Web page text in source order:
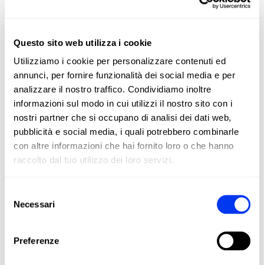
Questo sito web utilizza i cookie
Utilizziamo i cookie per personalizzare contenuti ed
annunci, per fornire funzionalità dei social media e per
analizzare il nostro traffico. Condividiamo inoltre
informazioni sul modo in cui utilizzi il nostro sito con i
nostri partner che si occupano di analisi dei dati web,
pubblicità e social media, i quali potrebbero combinarle
con altre informazioni che hai fornito loro o che hanno
raccolto dal tuo utilizzo dei loro servizi.
delNecessari
Preferenze
FIBERGLASS
Tocco morbido, maggiore comfort ed eccellente resa della
DETTAGLI
Level: Advanced